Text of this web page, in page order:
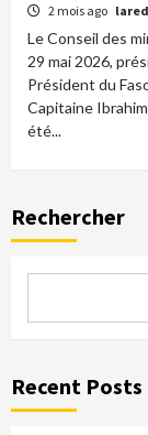
2 mois ago
Le Conseil des
29 mai 2026,
Président du
Capitaine
été...
Rechercher
Recent Posts